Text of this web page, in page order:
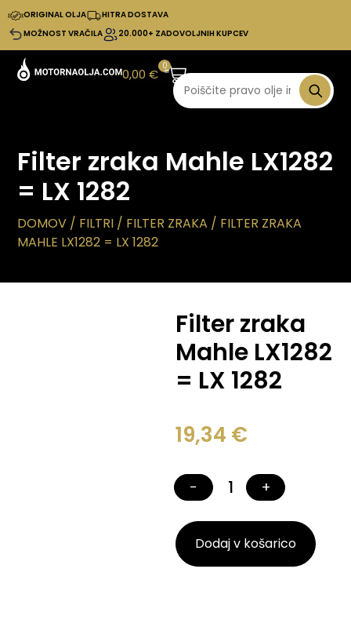
ORIGINAL OLJA
HITRA DOSTAVA
MOŽNOST VRAČILA
20.000+ ZADOVOLJNIH KUPCEV
0,00€
0
Filter zraka Mahle LX1282
= LX 1282
DOMOV / FILTRI / FILTER ZRAKA / FILTER ZRAKA
MAHLE LX1282 = LX 1282
Filter zraka
Mahle LX1282
= LX 1282
19,34 €
− +
Dodaj v košarico